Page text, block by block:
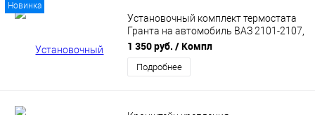
Новинка
Установочный комплект термостата
Гранта на автомобиль ВАЗ 2101-2107,
Нива 8v PBK
1 350 руб. / Компл
Подробнее